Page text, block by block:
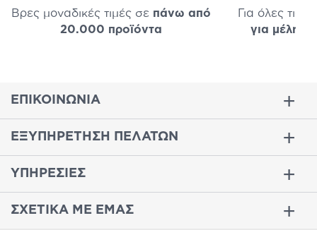
Βρες μοναδικές τιμές σε πάνω από
20.000 προϊόντα
Για όλες τις
για μέλη
ΕΠΙΚΟΙΝΩΝΙΑ
ΕΞΥΠΗΡΕΤΗΣΗ ΠΕΛΑΤΩΝ
ΥΠΗΡΕΣΙΕΣ
ΣΧΕΤΙΚΑ ΜΕ ΕΜΑΣ